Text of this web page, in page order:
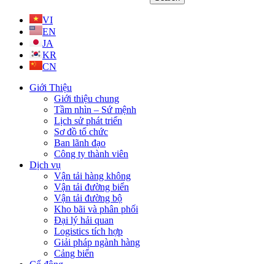
VI
EN
JA
KR
CN
Giới Thiệu
Giới thiệu chung
Tầm nhìn – Sứ mệnh
Lịch sử phát triển
Sơ đồ tổ chức
Ban lãnh đạo
Công ty thành viên
Dịch vụ
Vận tải hàng không
Vận tải đường biển
Vận tải đường bộ
Kho bãi và phân phối
Đại lý hải quan
Logistics tích hợp
Giải pháp ngành hàng
Cảng biển